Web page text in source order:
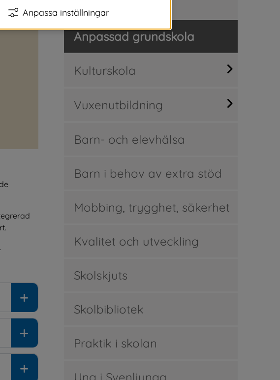
Anpassad grundskola
Kulturskola
Vuxenutbildning
Barn- och elevhälsa
Barn i behov av extra stöd
Mobbing, trygghet, säkerhet
Kvalitet och utveckling
Skolskjuts
Skolbibliotek
Praktik i skolan
Ung i Svenljunga
Anpassa inställningar